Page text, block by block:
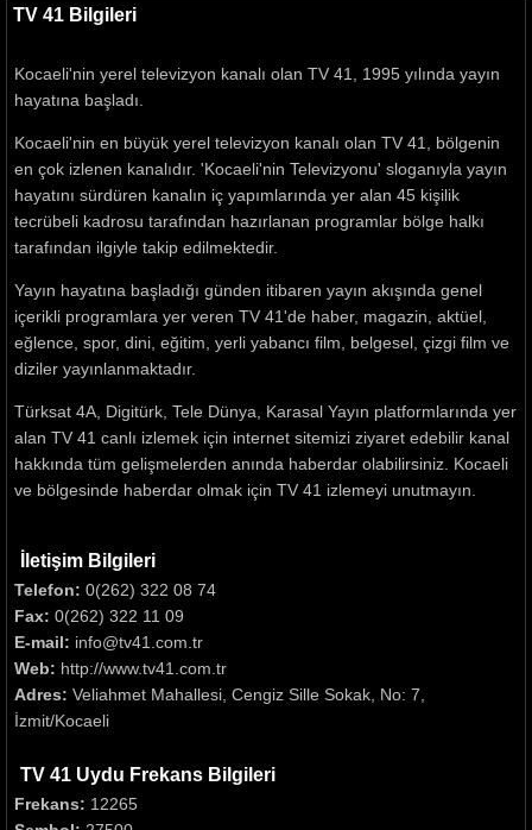
TV 41 Bilgileri
Kocaeli'nin yerel televizyon kanalı olan TV 41, 1995 yılında yayın
hayatına başladı.
Kocaeli'nin en büyük yerel televizyon kanalı olan TV 41, bölgenin
en çok izlenen kanalıdır. 'Kocaeli'nin Televizyonu' sloganıyla yayın
hayatını sürdüren kanalın iç yapımlarında yer alan 45 kişilik
tecrübeli kadrosu tarafından hazırlanan programlar bölge halkı
tarafından ilgiyle takip edilmektedir.
Yayın hayatına başladığı günden itibaren yayın akışında genel
içerikli programlara yer veren TV 41'de haber, magazin, aktüel,
eğlence, spor, dini, eğitim, yerli yabancı film, belgesel, çizgi film ve
diziler yayınlanmaktadır.
Türksat 4A, Digitürk, Tele Dünya, Karasal Yayın platformlarında yer
alan TV 41 canlı izlemek için internet sitemizi ziyaret edebilir kanal
hakkında tüm gelişmelerden anında haberdar olabilirsiniz. Kocaeli
ve bölgesinde haberdar olmak için TV 41 izlemeyi unutmayın.
İletişim Bilgileri
Telefon: 0(262) 322 08 74
Fax: 0(262) 322 11 09
E-mail: info@tv41.com.tr
Web: http://www.tv41.com.tr
Adres: Veliahmet Mahallesi, Cengiz Sille Sokak, No: 7,
İzmit/Kocaeli
TV 41 Uydu Frekans Bilgileri
Frekans: 12265